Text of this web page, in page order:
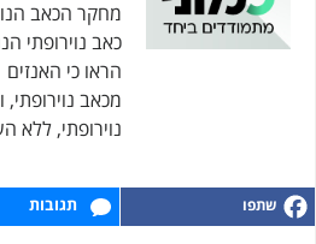
מחקר הכאב
כאב נוירופתי
נוירופתי, ללא
תגובות